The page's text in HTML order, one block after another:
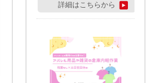
詳細はこちらから